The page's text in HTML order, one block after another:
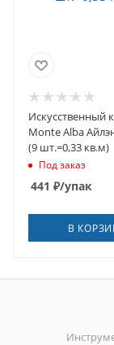
Искусственный
Monte Alba
(9 шт.=0,33 кв.м)
Под заказ
441 ₽/упак
В